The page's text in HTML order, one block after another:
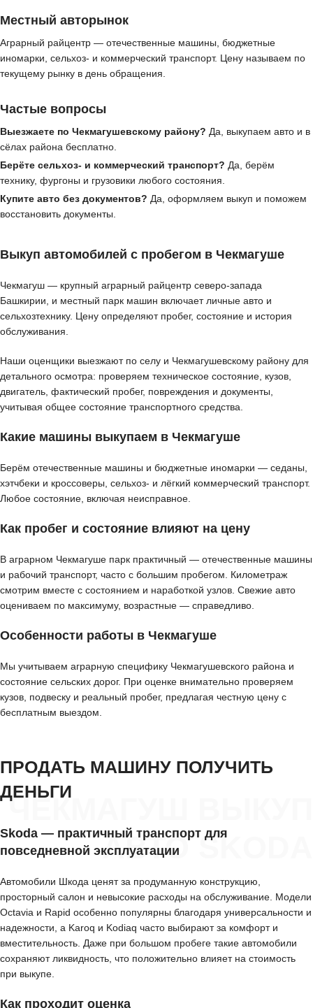
Местный авторынок
Аграрный райцентр — отечественные машины, бюджетные
иномарки, сельхоз- и коммерческий транспорт. Цену называем по
текущему рынку в день обращения.
Частые вопросы
Выезжаете по Чекмагушевскому району? Да, выкупаем авто и в
сёлах района бесплатно.
Берёте сельхоз- и коммерческий транспорт? Да, берём
технику, фургоны и грузовики любого состояния.
Купите авто без документов? Да, оформляем выкуп и поможем
восстановить документы.
Выкуп автомобилей с пробегом в Чекмагуше
Чекмагуш — крупный аграрный райцентр северо-запада
Башкирии, и местный парк машин включает личные авто и
сельхозтехнику. Цену определяют пробег, состояние и история
обслуживания.
Наши оценщики выезжают по селу и Чекмагушевскому району для
детального осмотра: проверяем техническое состояние, кузов,
двигатель, фактический пробег, повреждения и документы,
учитывая общее состояние транспортного средства.
Какие машины выкупаем в Чекмагуше
Берём отечественные машины и бюджетные иномарки — седаны,
хэтчбеки и кроссоверы, сельхоз- и лёгкий коммерческий транспорт.
Любое состояние, включая неисправное.
Как пробег и состояние влияют на цену
В аграрном Чекмагуше парк практичный — отечественные машины
и рабочий транспорт, часто с большим пробегом. Километраж
смотрим вместе с состоянием и наработкой узлов. Свежие авто
оцениваем по максимуму, возрастные — справедливо.
Особенности работы в Чекмагуше
Мы учитываем аграрную специфику Чекмагушевского района и
состояние сельских дорог. При оценке внимательно проверяем
кузов, подвеску и реальный пробег, предлагая честную цену с
бесплатным выездом.
ЧЕКМАГУШ ВЫКУП
АВТО SKODA
ПРОДАТЬ МАШИНУ ПОЛУЧИТЬ
ДЕНЬГИ
Skoda — практичный транспорт для
повседневной эксплуатации
Автомобили Шкода ценят за продуманную конструкцию,
просторный салон и невысокие расходы на обслуживание. Модели
Octavia и Rapid особенно популярны благодаря универсальности и
надежности, а Karoq и Kodiaq часто выбирают за комфорт и
вместительность. Даже при большом пробеге такие автомобили
сохраняют ликвидность, что положительно влияет на стоимость
при выкупе.
Как проходит оценка